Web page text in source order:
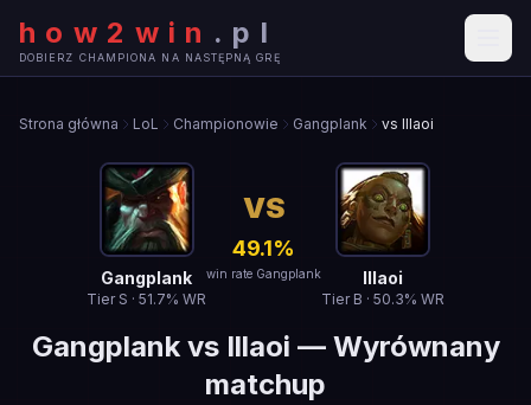
how2win . pl
DOBIERZ CHAMPIONA NA NASTĘPNĄ GRĘ
Strona główna LoL Championowie Gangplank vs Illaoi
Gangplank
Tier S · 51.7% WR
VS
49.1%
win rate Gangplank Illaoi
Tier B · 50.3% WR
Gangplankvs Illaoi — Wyrównany
matchup